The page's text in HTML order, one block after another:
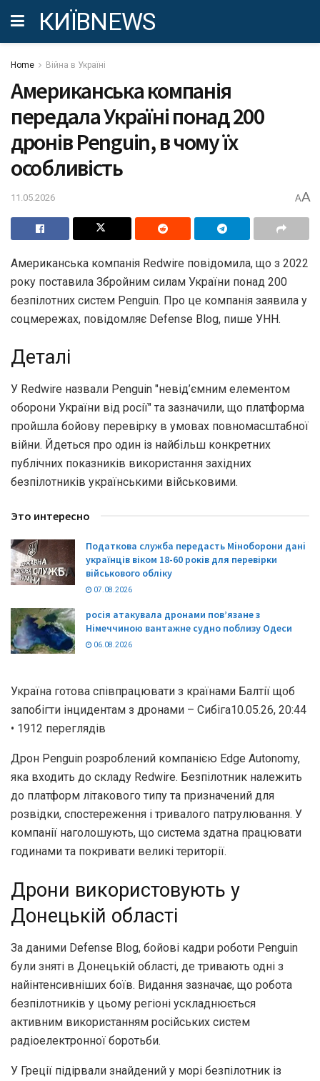
КИЇВNEWS
Home Війна в Україні
Американська компанія
передала Україні понад 200
дронів Penguin, в чому їх
особливість
11.05.2026 AA
Американська компанія Redwire повідомила, що з 2022
року поставила Збройним силам України понад 200
безпілотних систем Penguin. Про це компанія заявила у
соцмережах, повідомляє Defense Blog, пише УНН.
Деталі
У Redwire назвали Penguin "невід’ємним елементом
оборони України від росії" та зазначили, що платформа
пройшла бойову перевірку в умовах повномасштабної
війни. Йдеться про один із найбільш конкретних
публічних показників використання західних
безпілотників українськими військовими.
Это интересно
Податкова служба передасть Міноборони дані
українців віком 18-60 років для перевірки
військового обліку
07.08.2026
росія атакувала дронами пов’язане з
Німеччиною вантажне судно поблизу Одеси
06.08.2026
Україна готова співпрацювати з країнами Балтії щоб
запобігти інцидентам з дронами – Сибіга10.05.26, 20:44
• 1912 переглядiв
Дрон Penguin розроблений компанією Edge Autonomy,
яка входить до складу Redwire. Безпілотник належить
до платформ літакового типу та призначений для
розвідки, спостереження і тривалого патрулювання. У
компанії наголошують, що система здатна працювати
годинами та покривати великі території.
Дрони використовують у
Донецькій області
За даними Defense Blog, бойові кадри роботи Penguin
були зняті в Донецькій області, де тривають одні з
найінтенсивніших боїв. Видання зазначає, що робота
безпілотників у цьому регіоні ускладнюється
активним використанням російських систем
радіоелектронної боротьби.
У Греції підірвали знайдений у морі безпілотник із